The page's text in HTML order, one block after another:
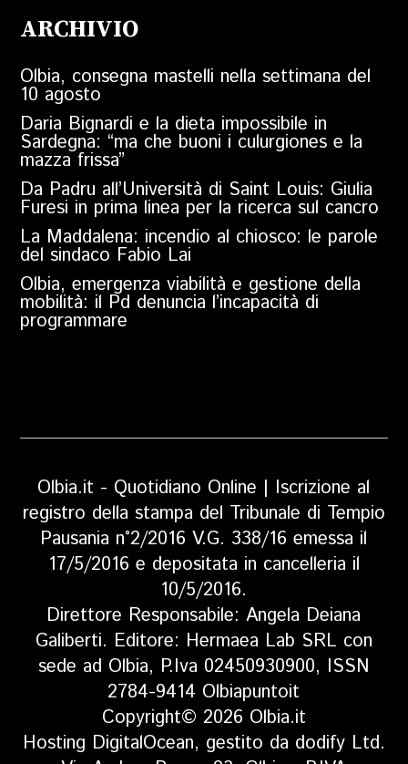
ARCHIVIO
Olbia, consegna mastelli nella settimana del
10 agosto
Daria Bignardi e la dieta impossibile in
Sardegna: “ma che buoni i culurgiones e la
mazza frissa”
Da Padru all’Università di Saint Louis: Giulia
Furesi in prima linea per la ricerca sul cancro
La Maddalena: incendio al chiosco: le parole
del sindaco Fabio Lai
Olbia, emergenza viabilità e gestione della
mobilità: il Pd denuncia l’incapacità di
programmare
Olbia.it - Quotidiano Online | Iscrizione al
registro della stampa del Tribunale di Tempio
Pausania n°2/2016 V.G. 338/16 emessa il
17/5/2016 e depositata in cancelleria il
10/5/2016.
Direttore Responsabile: Angela Deiana
Galiberti. Editore: Hermaea Lab SRL con
sede ad Olbia, P.Iva 02450930900, ISSN
2784-9414 Olbiapuntoit
Copyright© 2026 Olbia.it
Hosting DigitalOcean, gestito da dodify Ltd.